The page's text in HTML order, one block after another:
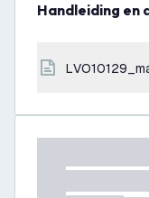
Handleiding